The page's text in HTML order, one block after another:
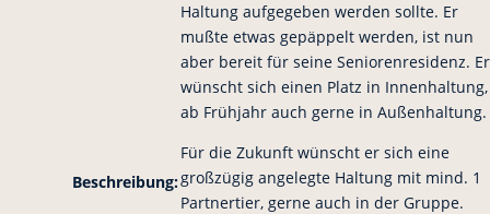
Beschreibung:
Haltung aufgegeben werden sollte. Er
mußte etwas gepäppelt werden, ist nun
aber bereit für seine Seniorenresidenz. Er
wünscht sich einen Platz in Innenhaltung,
ab Frühjahr auch gerne in Außenhaltung.
Für die Zukunft wünscht er sich eine
großzügig angelegte Haltung mit mind. 1
Partnertier, gerne auch in der Gruppe.